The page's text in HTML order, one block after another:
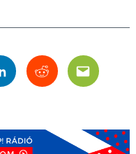
LinkedinRedditEmail